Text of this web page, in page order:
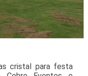
cristal para festa